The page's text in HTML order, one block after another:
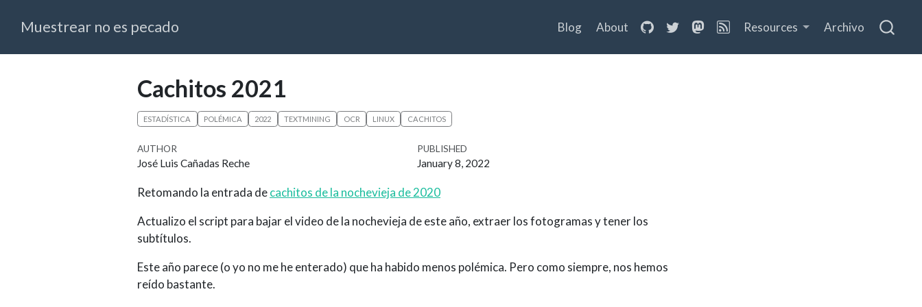
Muestrear no es pecado Blog About Resources Archivo
Cachitos 2021
ESTADÍSTICA POLÉMICA 2022 TEXTMINING OCR LINUX CACHITOS
AUTHOR
José Luis Cañadas Reche
PUBLISHED
January 8, 2022
Retomando la entrada decachitos de la nochevieja de 2020
Actualizo el script para bajar el video de la nochevieja de este año, extraer los fotogramas y tener los
subtítulos.
Este año parece (o yo no me he enterado) que ha habido menos polémica. Pero como siempre, nos hemos
reído bastante.